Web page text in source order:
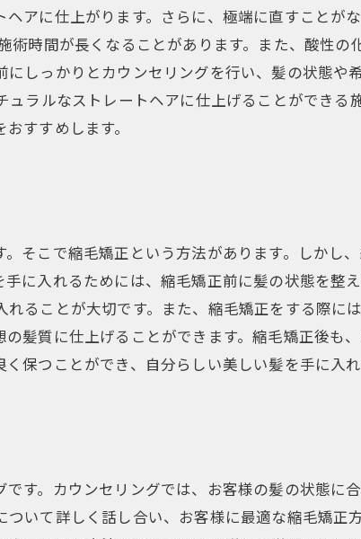
アに仕上がります。さらに、極端に直すことが
時間が長くなることがあります。また、酸性
しっかりとカウンセリングを行い、髪の状態や
ラルなストレートヘアに仕上げることができる
すすめします。
そこで縮毛矯正という方法があります。しかし
に入れるためには、縮毛矯正前に髪の状態を整
ることが大切です。また、縮毛矯正をする際に
髪質に仕上げることができます。縮毛矯正後も
保つことができ、自分らしい美しい髪を手に入れ
す。カウンセリングでは、お客様の髪の状態に
いて詳しく話し合い、お客様に最適な縮毛矯正